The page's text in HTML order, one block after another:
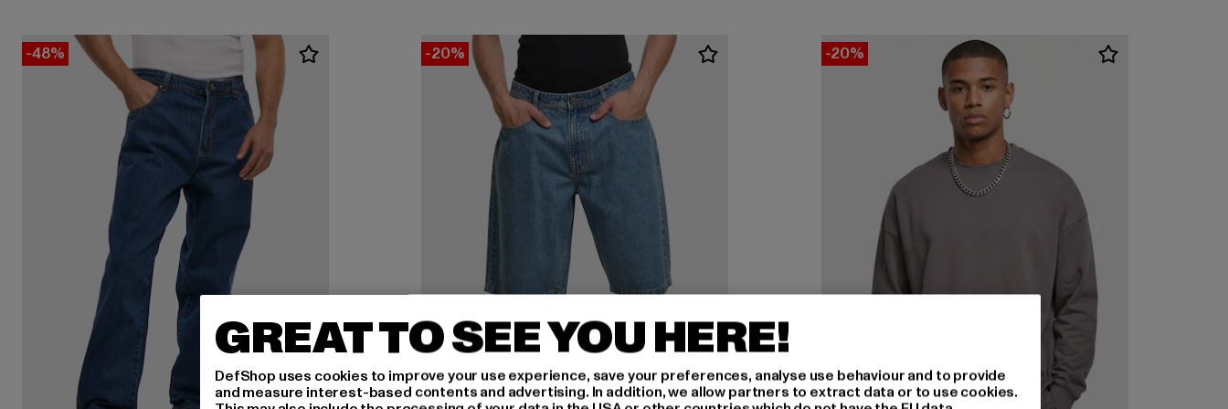
-48% -20% -20%
GREAT TO SEE YOU HERE!
DefShop uses cookies to improve your use experience, save your preferences, analyse use behaviour and to provide
and measure interest-based contents and advertising. In addition, we allow partners to extract data or to use cookies.